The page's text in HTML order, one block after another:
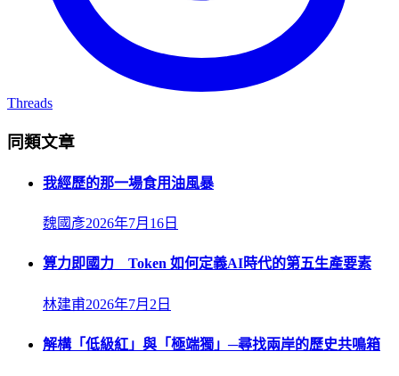
Threads
同類文章
我經歷的那一場食用油風暴
魏國彥2026年7月16日
算力即國力 Token 如何定義AI時代的第五生產要素
林建甫2026年7月2日
解構「低級紅」與「極端獨」─尋找兩岸的歷史共鳴箱